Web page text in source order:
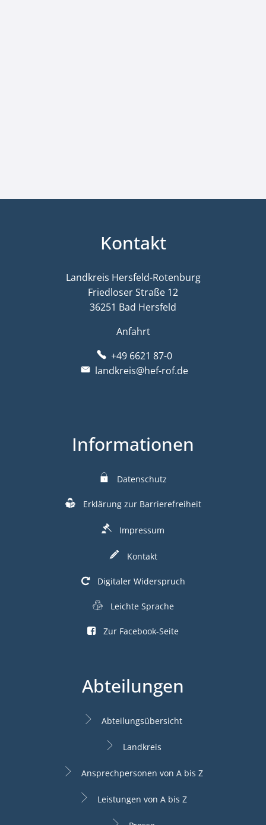
Kontakt
Landkreis Hersfeld-Rotenburg
Friedloser Straße 12
36251 Bad Hersfeld
Anfahrt
+49 6621 87-0
landkreis@hef-rof.de
Informationen
Datenschutz
Erklärung zur Barrierefreiheit
Impressum
Kontakt
Digitaler Widerspruch
Leichte Sprache
Zur Facebook-Seite
Abteilungen
Abteilungsübersicht
Landkreis
Ansprechpersonen von A bis Z
Leistungen von A bis Z